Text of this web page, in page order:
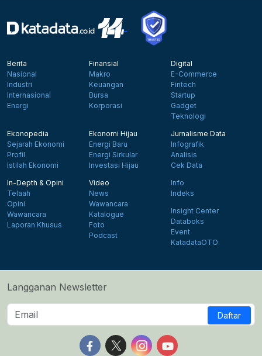
Berita
Nasional
Industri
Internasional
Energi
Finansial
Makro
Keuangan
Bursa
Korporasi
Digital
E-Commerce
Fintech
Startup
Gadget
Teknologi
Ekonopedia
Sejarah Ekonomi
Profil
Istilah Ekonomi
Ekonomi Hijau
Energi Baru
Energi Sirkular
Investasi Hijau
Jurnalisme Data
Infografik
Analisis
Cek Data
In-Depth & Opini
Telaah
Opini
Wawancara
Laporan Khusus
Video
News
Wawancara
Katalogue
Foto
Podcast
Info
Indeks
Insight Center
Databoks
Event
KatadataOTO
Langganan Newsletter
Daftar
Follow us on Facebook
Follow us on X
Follow us on Instagram
Follow us on